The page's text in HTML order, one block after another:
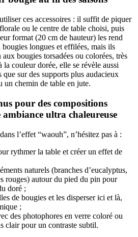
ces accessoires : il suffit de piquer
ou le centre de table choisi, puis
format (20 cm de hauteur) les rend
bougies longues et effilées, mais ils
bougies torsadées ou colorées, très
couleur dorée, elle se révèle aussi
que sur des supports plus audacieux
un chemin de table en jute.
pour des compositions
ambiance ultra chaleureuse
l’effet “waouh”, n’hésitez pas à :
rythmer la table et créer un effet de
naturels (branches d’eucalyptus,
rouges) autour du pied du pin pour
doré ;
de bougies et les disperser ici et là,
;
des photophores en verre coloré ou
clair pour un contraste subtil.